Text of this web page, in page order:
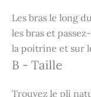
Les bras le long
les bras et
la poitrine et sur
B - Taille
Trouvez le pli